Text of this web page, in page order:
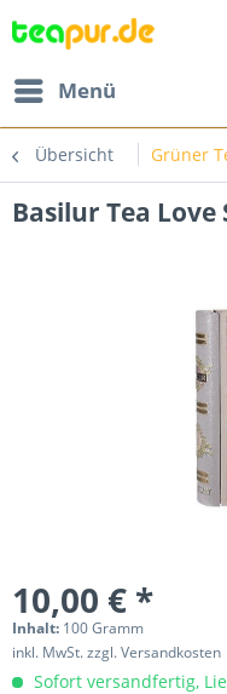
Menü
Übersicht Grüner
Basilur Tea Love
10,00 € *
Inhalt: 100 Gramm
inkl. MwSt.zzgl. Versandkosten
Sofort versandfertig,